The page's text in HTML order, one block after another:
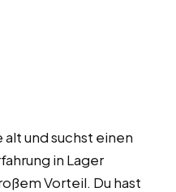
alt und suchst einen
in Lager
Vorteil. Du hast